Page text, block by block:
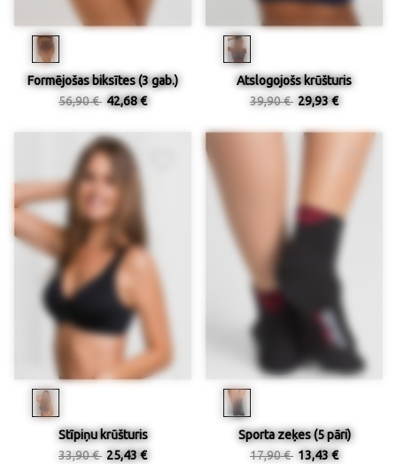
Formējošas biksītes (3 gab.)
56,90 € 42,68 €
Atslogojošs krūšturis
39,90 € 29,93 €
Stīpiņu krūšturis
33,90 € 25,43 €
Sporta zeķes (5 pāri)
17,90 € 13,43 €